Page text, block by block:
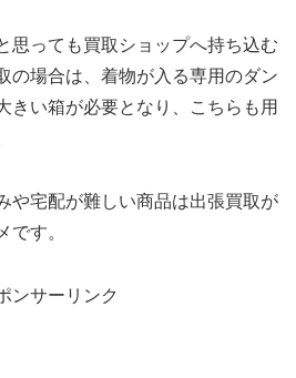
思っても買取ショップへ持ち込む
の場合は、着物が入る専用のダン
きい箱が必要となり、こちらも用
や宅配が難しい商品は出張買取が
です。
ンサーリンク